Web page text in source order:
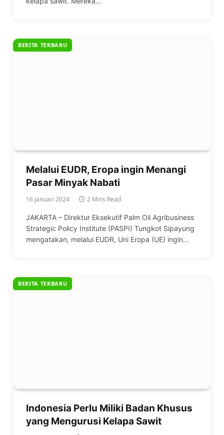
BERITA TERBARU
Melalui EUDR, Eropa ingin Menangi
Pasar Minyak Nabati
16 Januari 2024 2 Mins Read
JAKARTA – Direktur Eksekutif Palm Oil Agribusiness
Strategic Policy Institute (PASPI) Tungkot Sipayung
mengatakan, melalui EUDR, Uni Eropa (UE) ingin…
BERITA TERBARU
Indonesia Perlu Miliki Badan Khusus
yang Mengurusi Kelapa Sawit